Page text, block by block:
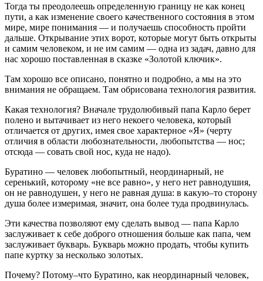
Тогда ты преодолеешь определенную границу не как конец
пути, а как изменение своего качественного состояния в этом
мире, мире понимания — и получаешь способность пройти
дальше. Открывание этих ворот, которые могут быть открыты
и самим человеком, и не им самим — одна из задач, давно для
нас хорошо поставленная в сказке «Золотой ключик».
Там хорошо все описано, понятно и подробно, а мы на это
внимания не обращаем. Там обрисована технология развития.
Какая технология? Вначале трудолюбивый папа Карло берет
полено и вытачивает из него некоего человека, который
отличается от других, имея свое характерное «Я» (черту
отличия в области любознательности, любопытства — нос;
отсюда — совать свой нос, куда не надо).
Буратино — человек любопытный, неординарный, не
серенький, которому «не все равно», у него нет равнодушия,
он не равнодушен, у него не равная душа: в какую–то сторону
душа более измеримая, значит, она более туда продвинулась.
Эти качества позволяют ему сделать вывод — папа Карло
заслуживает к себе доброго отношения больше как папа, чем
заслуживает букварь. Букварь можно продать, чтобы купить
папе куртку за несколько золотых.
Почему? Потому–что Буратино, как неординарный человек,